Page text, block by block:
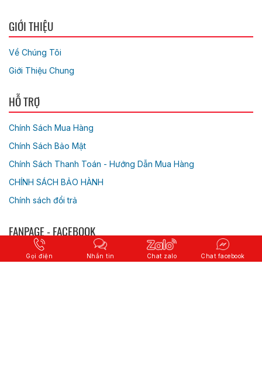
GIỚI THIỆU
Về Chúng Tôi
Giới Thiệu Chung
HỖ TRỢ
Chính Sách Mua Hàng
Chính Sách Bảo Mật
Chính Sách Thanh Toán - Hướng Dẫn Mua Hàng
CHÍNH SÁCH BẢO HÀNH
Chính sách đổi trả
FANPAGE - FACEBOOK
Gọi điện Nhắn tin Chat zalo Chat facebook